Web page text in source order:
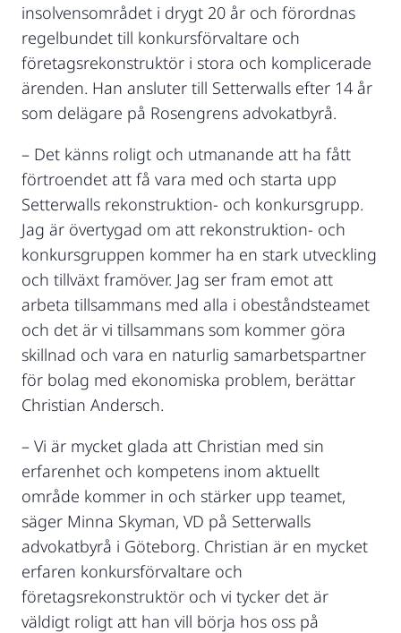
insolvensområdet i drygt 20 år och förordnas
regelbundet till konkursförvaltare och
företagsrekonstruktör i stora och komplicerade
ärenden. Han ansluter till Setterwalls efter 14 år
som delägare på Rosengrens advokatbyrå.
– Det känns roligt och utmanande att ha fått
förtroendet att få vara med och starta upp
Setterwalls rekonstruktion- och konkursgrupp.
Jag är övertygad om att rekonstruktion- och
konkursgruppen kommer ha en stark utveckling
och tillväxt framöver. Jag ser fram emot att
arbeta tillsammans med alla i obeståndsteamet
och det är vi tillsammans som kommer göra
skillnad och vara en naturlig samarbetspartner
för bolag med ekonomiska problem, berättar
Christian Andersch.
– Vi är mycket glada att Christian med sin
erfarenhet och kompetens inom aktuellt
område kommer in och stärker upp teamet,
säger Minna Skyman, VD på Setterwalls
advokatbyrå i Göteborg. Christian är en mycket
erfaren konkursförvaltare och
företagsrekonstruktör och vi tycker det är
väldigt roligt att han vill börja hos oss på